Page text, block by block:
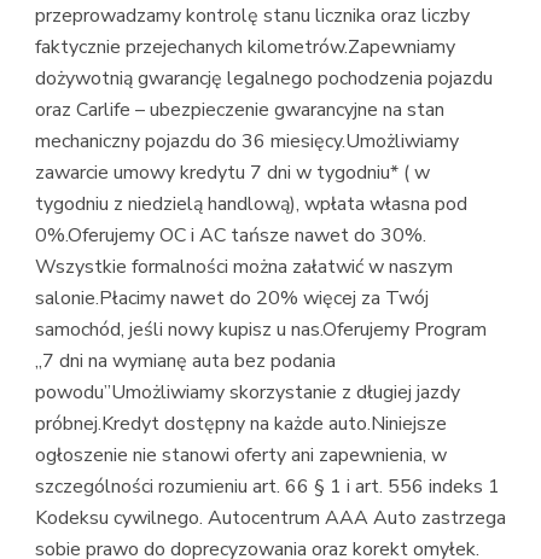
przeprowadzamy kontrolę stanu licznika oraz liczby
faktycznie przejechanych kilometrów.Zapewniamy
dożywotnią gwarancję legalnego pochodzenia pojazdu
oraz Carlife – ubezpieczenie gwarancyjne na stan
mechaniczny pojazdu do 36 miesięcy.Umożliwiamy
zawarcie umowy kredytu 7 dni w tygodniu* ( w
tygodniu z niedzielą handlową), wpłata własna pod
0%.Oferujemy OC i AC tańsze nawet do 30%.
Wszystkie formalności można załatwić w naszym
salonie.Płacimy nawet do 20% więcej za Twój
samochód, jeśli nowy kupisz u nas.Oferujemy Program
„7 dni na wymianę auta bez podania
powodu”Umożliwiamy skorzystanie z długiej jazdy
próbnej.Kredyt dostępny na każde auto.Niniejsze
ogłoszenie nie stanowi oferty ani zapewnienia, w
szczególności rozumieniu art. 66 § 1 i art. 556 indeks 1
Kodeksu cywilnego. Autocentrum AAA Auto zastrzega
sobie prawo do doprecyzowania oraz korekt omyłek.